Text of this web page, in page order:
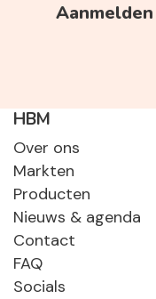
HBM
Over ons
Markten
Producten
Nieuws & agenda
Contact
FAQ
Socials